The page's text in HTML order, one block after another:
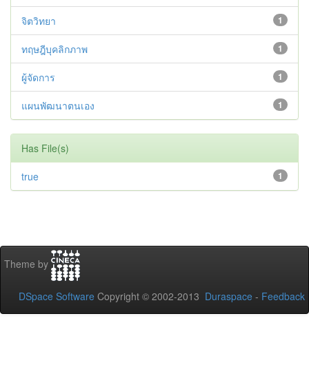
1
จิตวิทยา
1
ทฤษฎีบุคลิกภาพ
1
ผู้จัดการ
1
แผนพัฒนาตนเอง
Has File(s)
1
true
Theme by
DSpace Software Copyright © 2002-2013 Duraspace - Feedback